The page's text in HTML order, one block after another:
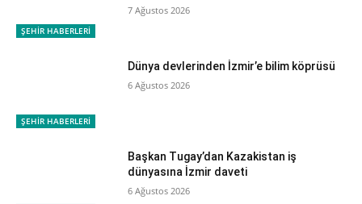
ŞEHİR HABERLERİ
7 Ağustos 2026
ŞEHİR HABERLERİ
Dünya devlerinden İzmir’e bilim köprüsü
6 Ağustos 2026
Başkan Tugay’dan Kazakistan iş
dünyasına İzmir daveti
6 Ağustos 2026